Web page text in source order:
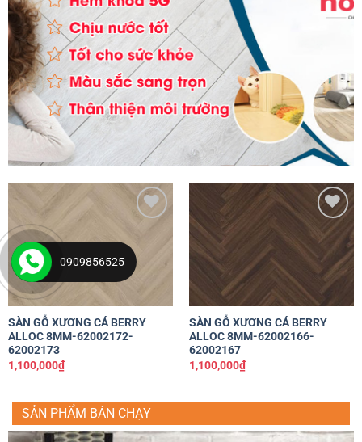
SÀN GỖ XƯƠNG CÁ BERRY
ALLOC 8MM-62002172-
62002173
1,100,000₫
Yêu
thích
SÀN GỖ XƯƠNG CÁ BERRY
ALLOC 8MM-62002166-
62002167
1,100,000₫
SẢN PHẨM BÁN CHẠY
0909856525